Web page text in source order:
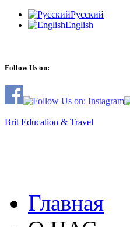
Русский
English
Follow Us on:
Brit Education & Travel
Главная